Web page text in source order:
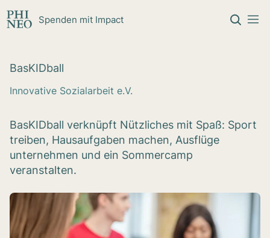
Spenden mit Impact
Bas­KID­ball
Innovative Sozialarbeit e.V.
BasKIDball verknüpft Nützliches mit Spaß: Sport
treiben, Hausaufgaben machen, Ausflüge
unternehmen und ein Sommercamp
veranstalten.